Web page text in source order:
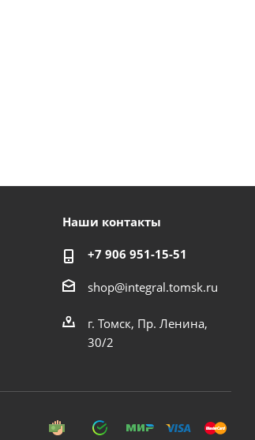
Наши контакты
+7 906 951-15-51
shop@integral.tomsk.ru
г. Томск, Пр. Ленина,
30/2